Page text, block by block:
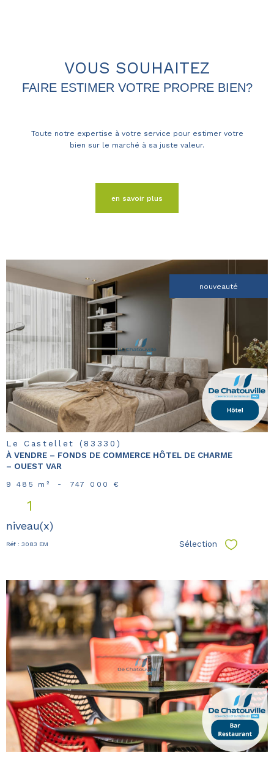
VOUS SOUHAITEZ
FAIRE ESTIMER VOTRE PROPRE BIEN?
Toute notre expertise à votre service pour estimer votre
bien sur le marché à sa juste valeur.
en savoir plus
nouveauté
voir le
bien
Le Castellet (83330)
À VENDRE – FONDS DE COMMERCE HÔTEL DE CHARME
– OUEST VAR
9 485 m² - 747 000 €
1
niveau(x)
Réf : 3083 EM Sélection
voir le
bien